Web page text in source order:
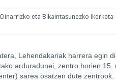
Oinarrizko eta Bikaintasunezko
Lehendakariak harrera egin
arduradunei, zentro horien
sarea osatzen dute zentrook.